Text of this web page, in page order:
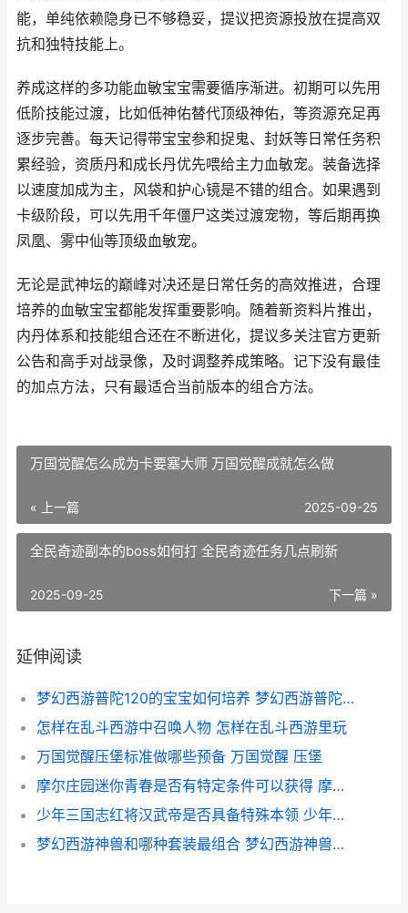
能，单纯依赖隐身已不够稳妥，提议把资源投放在提高双
抗和独特技能上。
养成这样的多功能血敏宝宝需要循序渐进。初期可以先用
低阶技能过渡，比如低神佑替代顶级神佑，等资源充足再
逐步完善。每天记得带宝宝参和捉鬼、封妖等日常任务积
累经验，资质丹和成长丹优先喂给主力血敏宠。装备选择
以速度加成为主，风袋和护心镜是不错的组合。如果遇到
卡级阶段，可以先用千年僵尸这类过渡宠物，等后期再换
凤凰、雾中仙等顶级血敏宠。
无论是武神坛的巅峰对决还是日常任务的高效推进，合理
培养的血敏宝宝都能发挥重要影响。随着新资料片推出，
内丹体系和技能组合还在不断进化，提议多关注官方更新
公告和高手对战录像，及时调整养成策略。记下没有最佳
的加点方法，只有最适合当前版本的组合方法。
万国觉醒怎么成为卡要塞大师 万国觉醒成就怎么做
« 上一篇 2025-09-25
全民奇迹副本的boss如何打 全民奇迹任务几点刷新
下一篇 »
2025-09-25
延伸阅读
梦幻西游普陀120的宝宝如何培养 梦幻西游普陀129厉害吗
怎样在乱斗西游中召唤人物 怎样在乱斗西游里玩
万国觉醒压堡标准做哪些预备 万国觉醒 压堡
摩尔庄园迷你青春是否有特定条件可以获得 摩尔庄园迷你青春摩托车
少年三国志红将汉武帝是否具备特殊本领 少年三国志武将品质排名最新
梦幻西游神兽和哪种套装最组合 梦幻西游神兽哪个实用2021